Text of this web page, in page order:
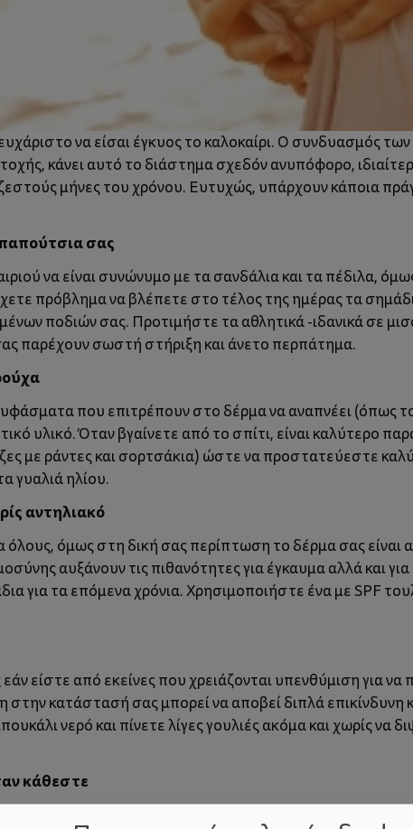
ευχάριστο να είσαι έγκυος το καλοκαίρι. Ο συνδυασμός
κάνει αυτό το διάστημα σχεδόν ανυπόφορο,
μήνες του χρόνου. Ευτυχώς, υπάρχουν κάποια
σας
να είναι συνώνυμο με τα σανδάλια και τα πέδιλα,
πρόβλημα να βλέπετε στο τέλος της ημέρας τα
ποδιών σας. Προτιμήστε τα αθλητικά -ιδανικά σε
παρέχουν σωστή στήριξη και άνετο περπάτημα.
που επιτρέπουν στο δέρμα να αναπνέει (όπως
υλικό. Όταν βγαίνετε από το σπίτι, είναι καλύτερο
με ράντες και σορτσάκια) ώστε να προστατεύεστε
γυαλιά ηλίου.
αντηλιακό
όλους, όμως στη δική σας περίπτωση το δέρμα σας είναι
αυξάνουν τις πιθανότητες για έγκαυμα αλλά και
για τα επόμενα χρόνια. Χρησιμοποιήστε ένα με SPF
είστε από εκείνες που χρειάζονται υπενθύμιση για να
κατάστασή σας μπορεί να αποβεί διπλά επικίνδυνη
νερό και πίνετε λίγες γουλιές ακόμα και χωρίς να
κάθεστε
με το αυξημένο βάρος, βάζει σε δοκιμασία τα